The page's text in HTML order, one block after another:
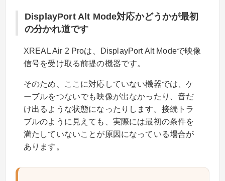
DisplayPort Alt Mode対応かどうかが最初
の分かれ道です
XREAL Air 2 Proは、DisplayPort Alt Modeで映像
信号を受け取る前提の機器です。
そのため、ここに対応していない機器では、ケ
ーブルをつないでも映像が出なかったり、音だ
け出るような状態になったりします。接続トラ
ブルのように見えても、実際には最初の条件を
満たしていないことが原因になっている場合が
あります。